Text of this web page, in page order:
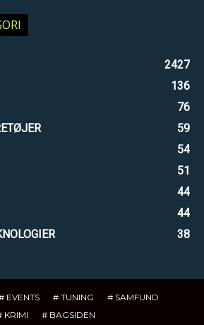
2427
136
76
59
54
51
44
44
38
EVENTS # TUNING
# SAMFUND
KRIMI
# BAGSIDEN